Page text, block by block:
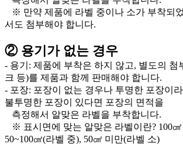
※ 만약 제품에 라벨 중이나 소가 부착되
서도 첨부해야 합니다.
② 용기가 없는 경우
- 용기: 제품에 부착은 하지 않고, 별도의 첨
크 등)를 제품과 함께 판매해야 합니다.
- 포장: 포장이 없는 경우나 투명한 포장이
불투명한 포장이 있다면 포장의 면적을
측정해서 알맞은 라벨을 부착합니다.
※ 표시면에 맞는 알맞은 라벨이란? 100㎠
50~100㎠(라벨 중), 50㎠ 미만(라벨 소)